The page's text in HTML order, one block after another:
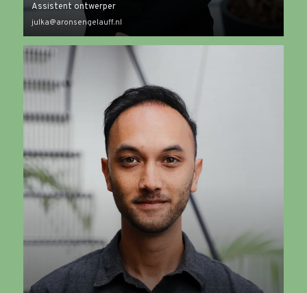
Assistent ontwerper
julka@aronsengelauff.nl